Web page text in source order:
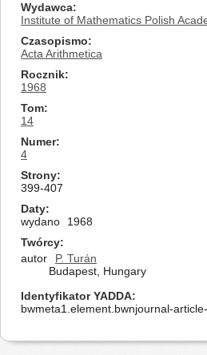
Wydawca
Institute of Mathematics Polish
Czasopismo
Acta Arithmetica
Rocznik
1968
Tom
14
Numer
4
Strony
399-407
Daty
wydano
1968
Twórcy
autor
P. Turán
Budapest, Hungary
Identyfikator YADDA
bwmeta1.element.bwnjournal-